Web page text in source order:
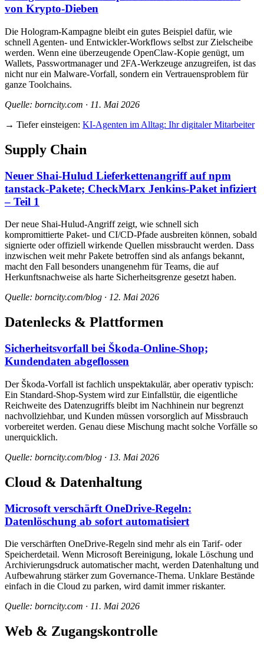
von Krypto-Dieben
Die Hologram-Kampagne bleibt ein gutes Beispiel dafür, wie
schnell Agenten- und Entwickler-Workflows selbst zur Zielscheibe
werden. Wenn eine überzeugende OpenClaw-Kopie genügt, um
Wallets, Passwortmanager und 2FA-Werkzeuge anzugreifen, ist das
nicht nur ein Malware-Vorfall, sondern ein Vertrauensproblem für
ganze Toolchains.
Quelle: borncity.com · 11. Mai 2026
→ Tiefer einsteigen: KI-Agenten im Alltag: Ihr digitaler Mitarbeiter
Supply Chain
Neuer Shai-Hulud Lieferkettenangriff auf npm
tanstack-Pakete; CheckMarx Jenkins-Paket infiziert
– Teil 1
Der neue Shai-Hulud-Angriff zeigt, wie schnell sich
kompromittierte Paket- und CI/CD-Pfade ausbreiten können, sobald
signierte oder offiziell wirkende Quellen missbraucht werden. Dass
inzwischen weit mehr Pakete betroffen sind als anfangs bekannt,
macht den Fall besonders unangenehm für Teams, die auf
Herkunftsnachweise als harte Sicherheitsgrenze gesetzt haben.
Quelle: borncity.com/blog · 12. Mai 2026
Datenlecks & Plattformen
Sicherheitsvorfall bei Škoda-Online-Shop;
Kundendaten abgeflossen
Der Škoda-Vorfall ist fachlich unspektakulär, aber operativ typisch:
Ein Standard-Shop-System wird zur Einfallstür, die eigentliche
Reichweite des Datenzugriffs bleibt im Nachhinein nur begrenzt
nachvollziehbar, und Kunden müssen vorsorglich auf Missbrauch
vorbereitet werden. Genau diese Mischung macht solche Vorfälle so
unerquicklich.
Quelle: borncity.com/blog · 13. Mai 2026
Cloud & Datenhaltung
Microsoft verschärft OneDrive-Regeln:
Datenlöschung ab sofort automatisiert
Die verschärften OneDrive-Regeln sind mehr als ein Tarif- oder
Speicherdetail. Wenn Microsoft Bereinigung, lokale Löschung und
Archivierungsdruck automatischer macht, werden Datenhaltung und
Aufbewahrung stärker zum Governance-Thema. Unklare Bestände
einfach in die Cloud zu parken, wird damit immer riskanter.
Quelle: borncity.com · 11. Mai 2026
Web & Zugangskontrolle